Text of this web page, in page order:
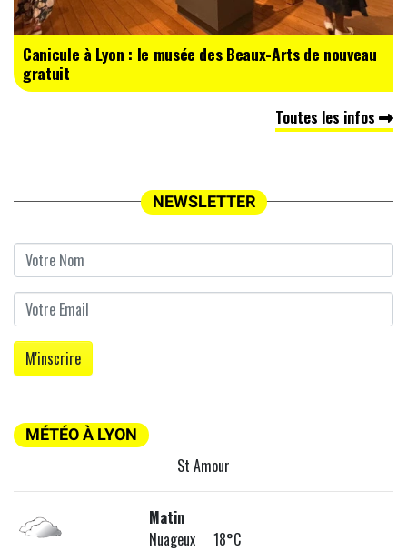
Canicule à Lyon : le musée des Beaux-Arts de nouveau
gratuit
Toutes les infos
NEWSLETTER
MÉTÉO À LYON
St Amour
Matin
Nuageux 18°C